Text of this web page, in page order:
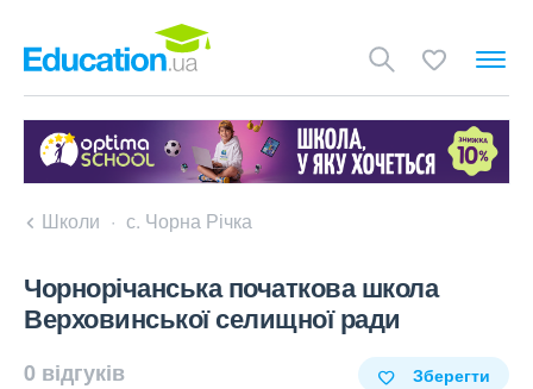
Школи с. Чорна Річка
Чорнорічанська початкова школа
Верховинської селищної ради
0 відгуків Зберегти